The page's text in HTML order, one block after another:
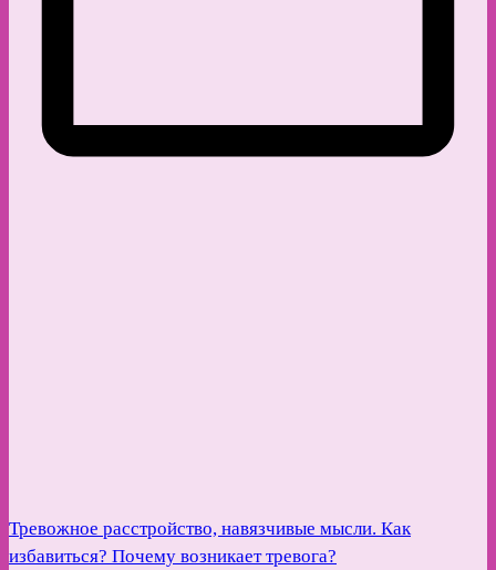
Тревожное расстройство, навязчивые мысли. Как
избавиться? Почему возникает тревога?